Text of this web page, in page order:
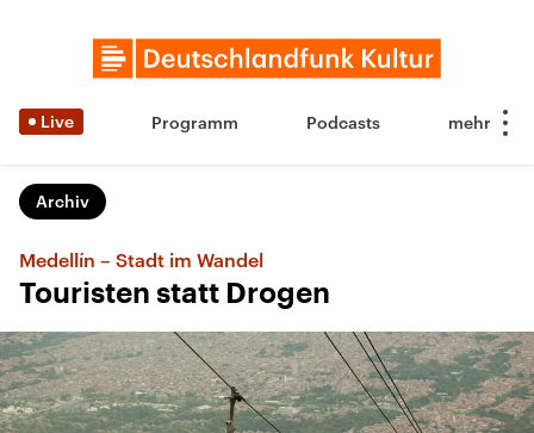
Live Programm Podcasts
Archiv
Medellín – Stadt im Wandel
Touristen statt Drogen